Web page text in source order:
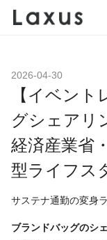
2026-04-30
【イベン
グシェアリ
経済産業省
型ライフス
サステナ通勤の変身
ブランドバッグのシ